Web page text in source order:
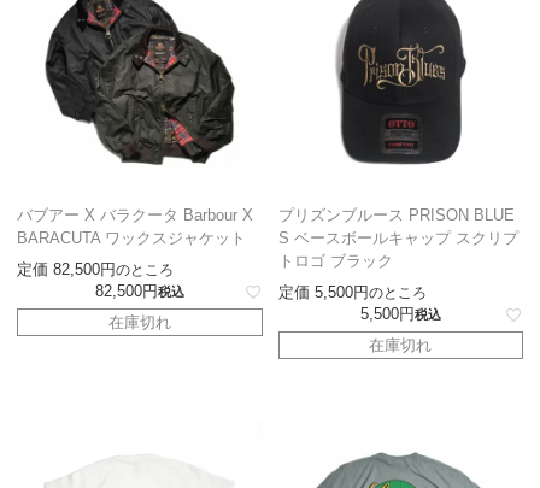
バブアー X バラクータ Barbour X
BARACUTA ワックスジャケット
定価 82,500 のところ
82,500 税込
在庫切れ
プリズンブルース PRISON BLUE
S ベースボールキャップ スクリプ
トロゴ ブラック
定価 5,500 のところ
5,500 税込
在庫切れ